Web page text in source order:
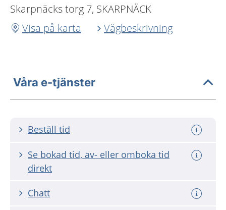
Skarpnäcks torg 7, SKARPNÄCK
Visa på karta
Vägbeskrivning
Våra e-tjänster
Beställ tid
Se bokad tid, av- eller omboka tid
direkt
Chatt